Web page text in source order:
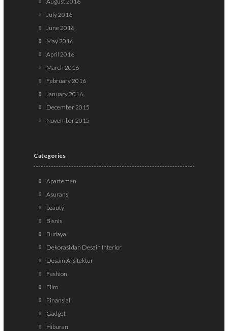
July 2016
June 2016
May 2016
April 2016
March 2016
February 2016
January 2016
December 2015
November 2015
Categories
Apartemen
Asuransi
beauty
Bisnis
Budaya
Dekorasi dan Desain Interior
Desain Arsitektur
Fashion
Film
Finansial
Gadget
Hiburan